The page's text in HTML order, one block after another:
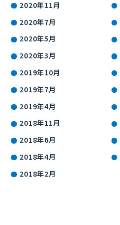
2020年11月
2020年7月
2020年5月
2020年3月
2019年10月
2019年7月
2019年4月
2018年11月
2018年6月
2018年4月
2018年2月